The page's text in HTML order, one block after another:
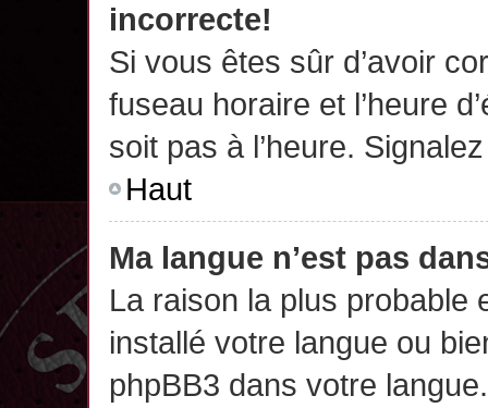
incorrecte!
Si vous êtes sûr d’avoir
fuseau horaire et l’heure
soit pas à l’heure.
Haut
Ma langue n’est pas
La raison la plus probable
installé votre langue ou
phpBB3 dans votre